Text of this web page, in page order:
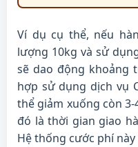
Ví dụ cụ thể, nếu
lượng 10kg và sử
sẽ dao động khoảng
hợp sử dụng dịch vụ
thể giảm xuống còn
đó là thời gian giao
Hệ thống cước phí